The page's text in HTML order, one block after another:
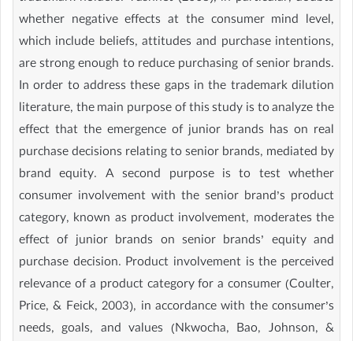
whether negative effects at the consumer mind level,
which include beliefs, attitudes and purchase intentions,
are strong enough to reduce purchasing of senior brands.
In order to address these gaps in the trademark dilution
literature, the main purpose of this study is to analyze the
effect that the emergence of junior brands has on real
purchase decisions relating to senior brands, mediated by
brand equity. A second purpose is to test whether
consumer involvement with the senior brand’s product
category, known as product involvement, moderates the
effect of junior brands on senior brands’ equity and
purchase decision. Product involvement is the perceived
relevance of a product category for a consumer (Coulter,
Price, & Feick, 2003), in accordance with the consumer’s
needs, goals, and values (Nkwocha, Bao, Johnson, &